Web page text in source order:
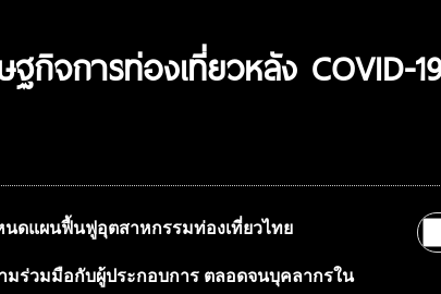
กิจการท่องเที่ยวหลัง COVID-19
ดแผนฟื้นฟูอุตสาหกรรมท่องเที่ยวไทย
มร่วมมือกับผู้ประกอบการ ตลอดจนบุคลากรใน
ส